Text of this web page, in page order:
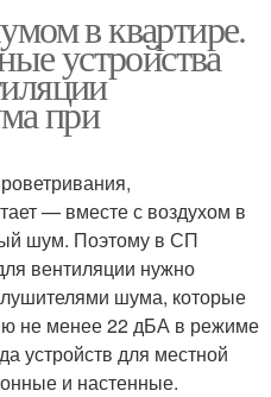
в квартире.
устройства
при
— вместе с воздухом в
шум. Поэтому в СП
вентиляции нужно
шума, которые
не менее 22 дБА в режиме
устройств для местной
и настенные.